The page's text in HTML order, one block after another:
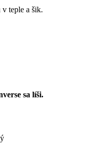
teple a šik.
sa líši.